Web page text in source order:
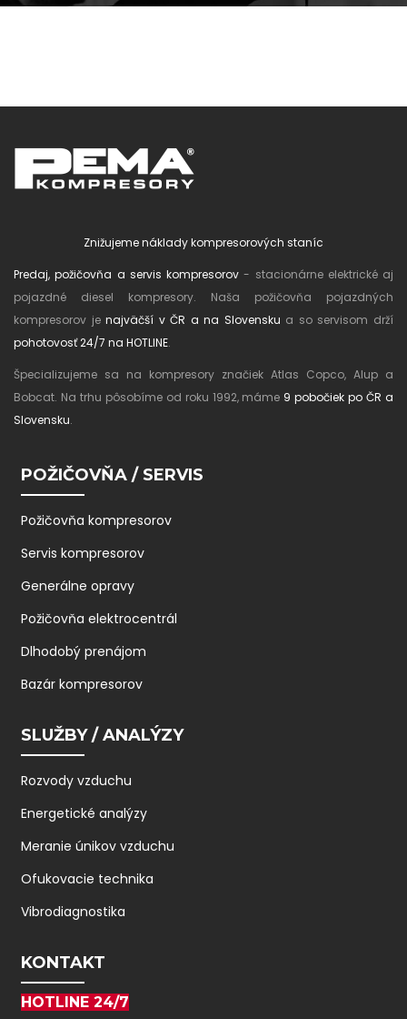
Znižujeme náklady kompresorových staníc
Predaj, požičovňa a servis kompresorov - stacionárne elektrické aj
pojazdné diesel kompresory. Naša požičovňa pojazdných
kompresorov jenajväčší v ČR a na Slovensku a so servisom drží
pohotovosť 24/7 na HOTLINE.
Špecializujeme sa na kompresory značiek Atlas Copco, Alup a
Bobcat. Na trhu pôsobíme od roku 1992, máme 9 pobočiek po ČR a
Slovensku.
POŽIČOVŇA / SERVIS
Požičovňa kompresorov
Servis kompresorov
Generálne opravy
Požičovňa elektrocentrál
Dlhodobý prenájom
Bazár kompresorov
SLUŽBY / ANALÝZY
Rozvody vzduchu
Energetické analýzy
Meranie únikov vzduchu
Ofukovacie technika
Vibrodiagnostika
KONTAKT
HOTLINE 24/7